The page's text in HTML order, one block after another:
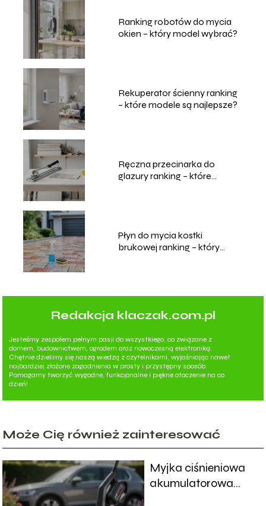
Ranking robotów do mycia
okien – który model wybrać?
Rekuperator ścienny ranking
– które modele są najlepsze?
Ręczna przecinarka do
glazury ranking – które
Płyn do mycia kostki
brukowej ranking – który
Redakcja klaczak.com.pl
Jesteśmy zespołem pełnym pasji do wszystkiego, co związane z
domem, budownictwem, ogrodem oraz nowoczesną elektroniką.
Chętnie dzielimy się naszą wiedzą z czytelnikami, wyjaśniając nawet
najbardziej złożone zagadnienia w prosty i przystępny sposób.
Pomagamy tworzyć wygodne, funkcjonalne i piękne otoczenie na co
dzień!
Może Cię również zainteresować
Myjka ciśnieniowa
akumulatorowa